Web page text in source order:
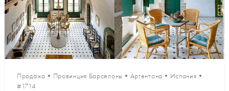
Продажа • Провинция Барселоны • Аргентона • Испания •
#1714